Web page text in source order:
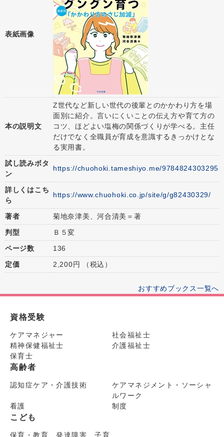
表紙画像
本の説明文
Z世代など新しい世代の後輩とのかかわり方を場
面別に紹介。言いにくいことの伝え方や育て方の
コツ、ほどよい塩梅の関係づくりが学べる。主任
だけでなく全職員が育成を意識するきっかけとな
る実用書。
試し読みボタ
ン
https://chuohoki.tameshiyo.me/9784824303295
詳しくはこち
ら
https://www.chuohoki.co.jp/site/g/g82430329/
著者
菊地奈津美、河合清美＝著
判型
Ｂ５変
ページ数
136
定価
2,200円 （税込）
おすすめブックス一覧へ
資格受験
ケアマネジャー
社会福祉士
精神保健福祉士
介護福祉士
保育士
高齢者
認知症ケア・介護技術
ケアマネジメント・ソーシャ
ルワーク
看護
制度
こども
保育・教育 発達障害 子育